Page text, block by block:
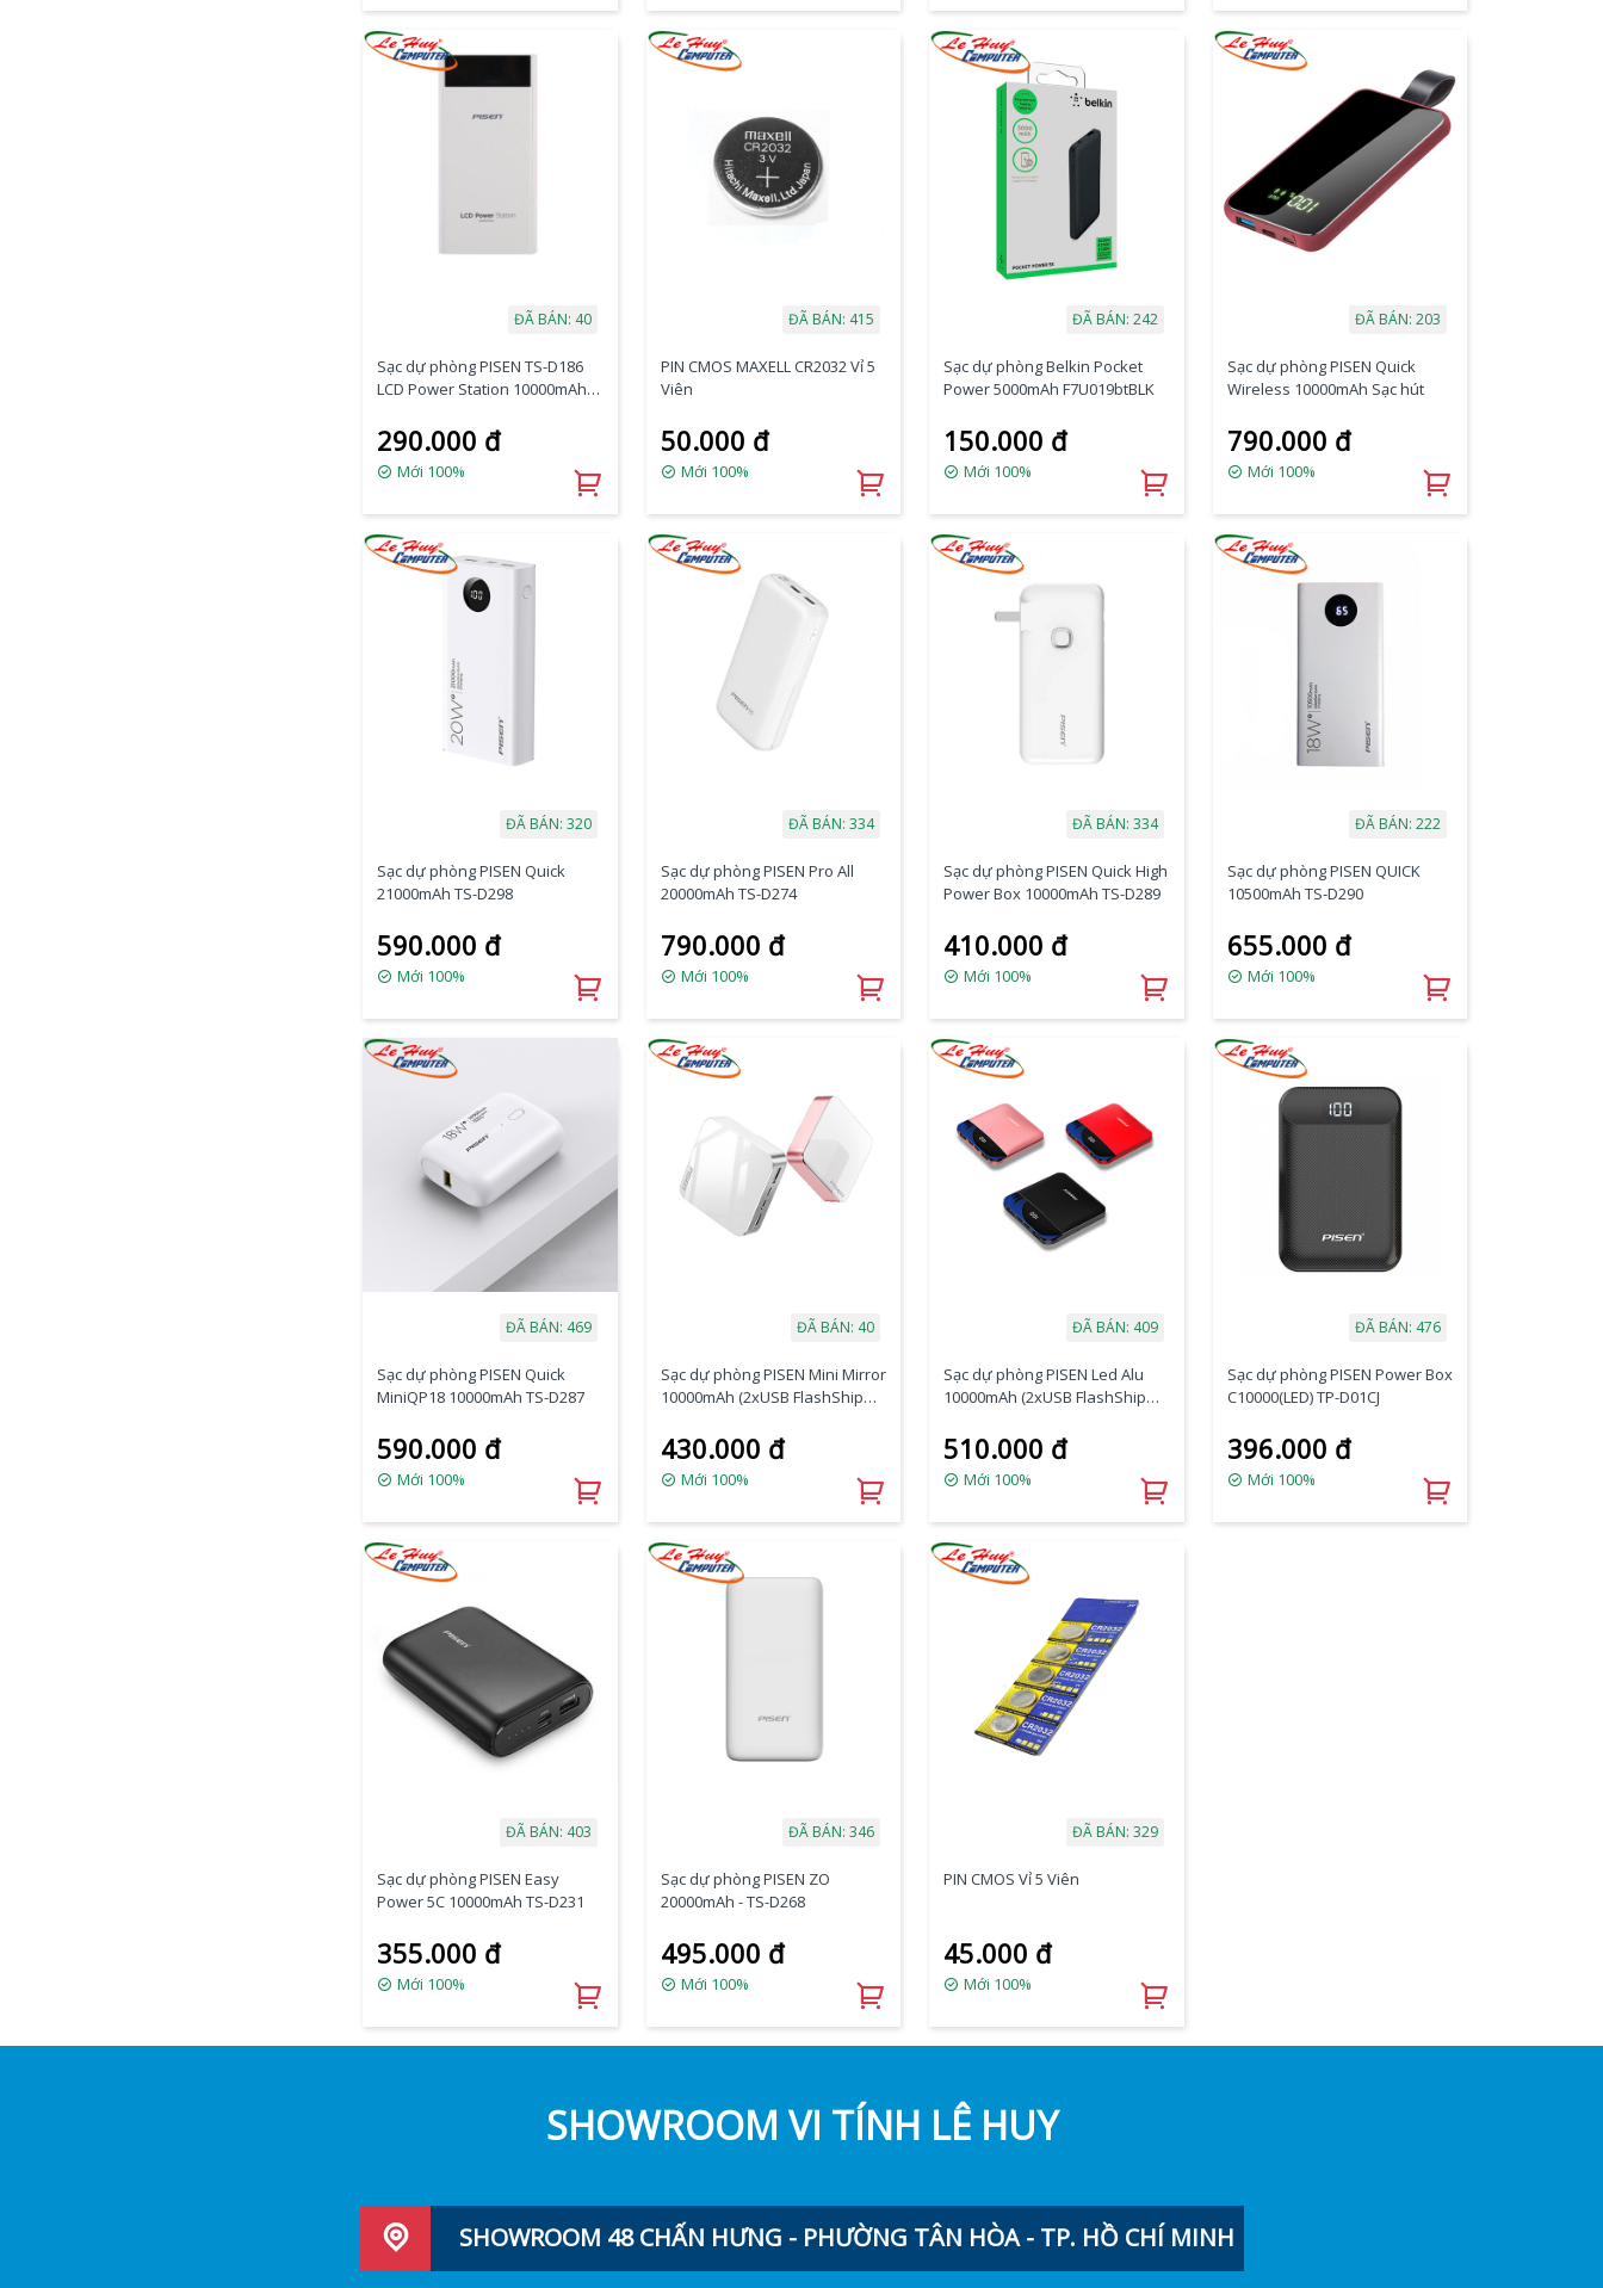
ĐÃ BÁN: 40
Sạc dự phòng PISEN TS-D186
LCD Power Station 10000mAh
290.000 đ
Mới 100%
ĐÃ BÁN: 415
PIN CMOS MAXELL CR2032 Vỉ 5
Viên
50.000 đ
Mới 100%
ĐÃ BÁN: 242
Sạc dự phòng Belkin Pocket
Power 5000mAh F7U019btBLK
150.000 đ
Mới 100%
ĐÃ BÁN: 203
Sạc dự phòng PISEN Quick
Wireless 10000mAh Sạc hút
790.000 đ
Mới 100%
ĐÃ BÁN: 320
Sạc dự phòng PISEN Quick
21000mAh TS-D298
590.000 đ
Mới 100%
ĐÃ BÁN: 334
Sạc dự phòng PISEN Pro All
20000mAh TS-D274
790.000 đ
Mới 100%
ĐÃ BÁN: 334
Sạc dự phòng PISEN Quick High
Power Box 10000mAh TS-D289
410.000 đ
Mới 100%
ĐÃ BÁN: 222
Sạc dự phòng PISEN QUICK
10500mAh TS-D290
655.000 đ
Mới 100%
ĐÃ BÁN: 469
Sạc dự phòng PISEN Quick
MiniQP18 10000mAh TS-D287
590.000 đ
Mới 100%
ĐÃ BÁN: 40
Sạc dự phòng PISEN Mini Mirror
10000mAh (2xUSB FlashShip
LED) TP-D24LS
430.000 đ
Mới 100%
ĐÃ BÁN: 409
Sạc dự phòng PISEN Led Alu
10000mAh (2xUSB FlashShip
LED) BL-D42LS
510.000 đ
Mới 100%
ĐÃ BÁN: 476
Sạc dự phòng PISEN Power Box
C10000(LED) TP-D01CJ
396.000 đ
Mới 100%
ĐÃ BÁN: 403
Sạc dự phòng PISEN Easy
Power 5C 10000mAh TS-D231
355.000 đ
Mới 100%
ĐÃ BÁN: 346
Sạc dự phòng PISEN ZO
20000mAh - TS-D268
495.000 đ
Mới 100%
ĐÃ BÁN: 329
PIN CMOS Vỉ 5 Viên
45.000 đ
Mới 100%
SHOWROOM VI TÍNH LÊ HUY
SHOWROOM 48 CHẤN HƯNG - PHƯỜNG TÂN HÒA - TP. HỒ CHÍ MINH